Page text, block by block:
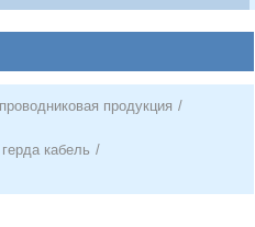
продукция /
кабель /